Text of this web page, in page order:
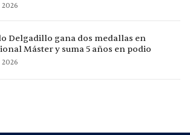
2026
Delgadillo gana dos medallas en
Máster y suma 5 años en podio
2026